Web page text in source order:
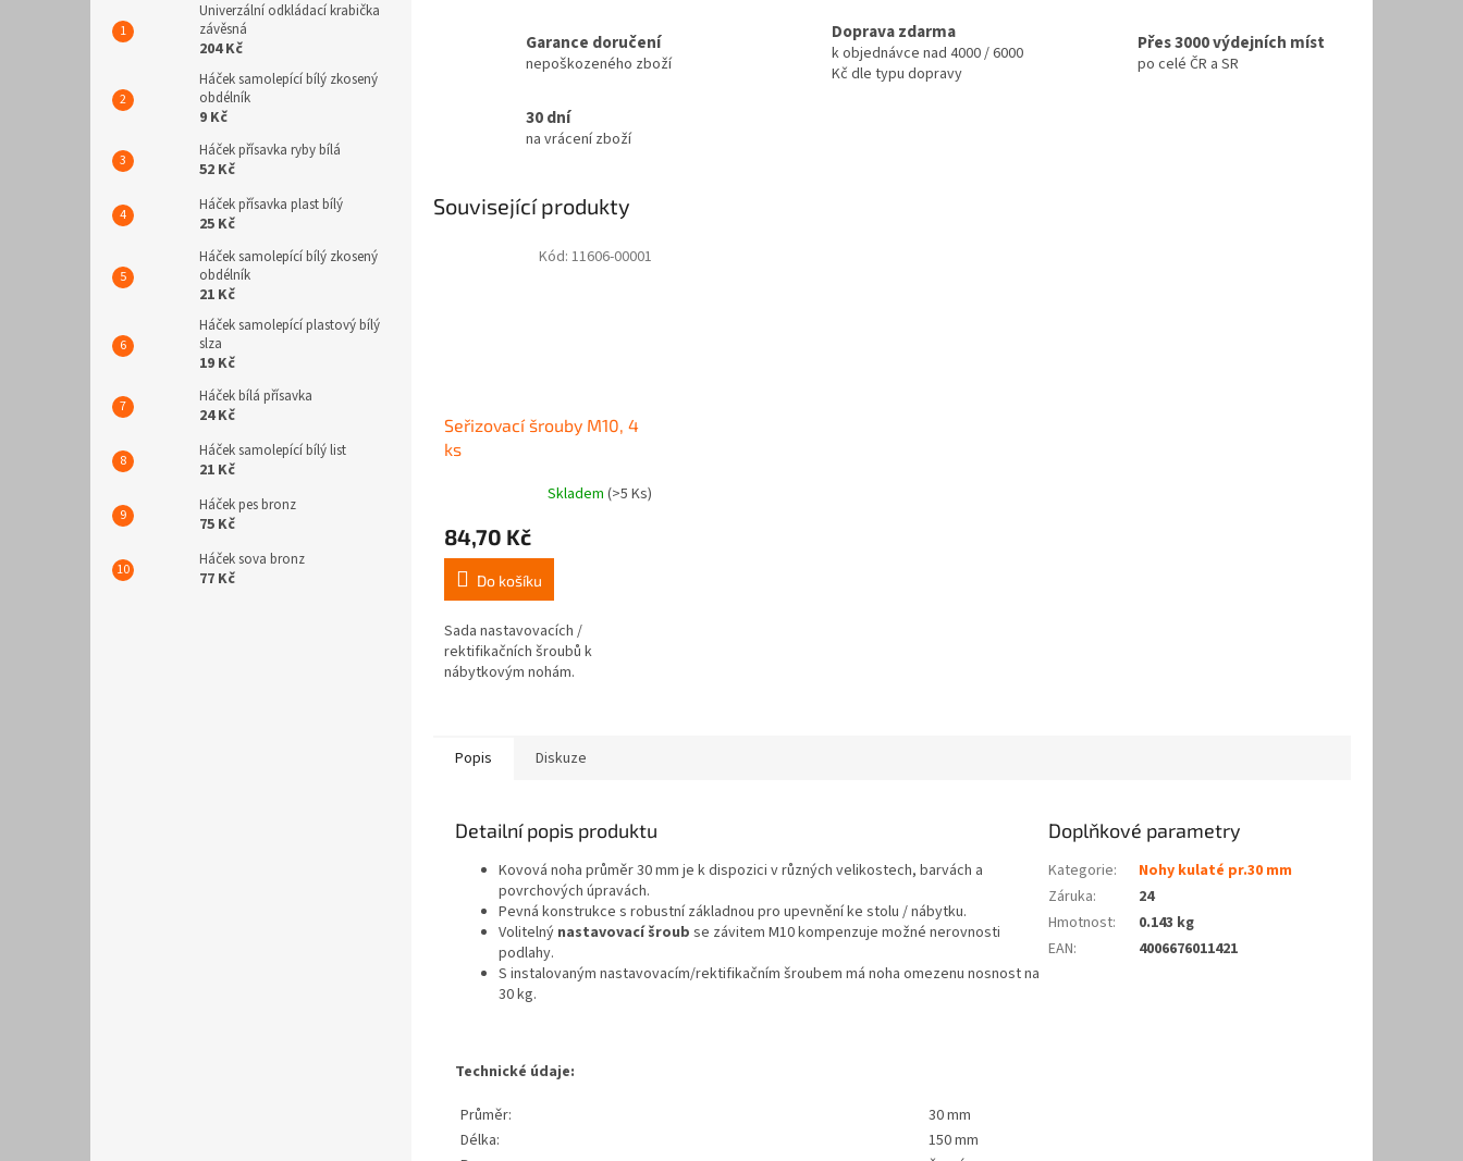
Univerzální odkládací krabička
závěsná
204 Kč
Háček samolepící bílý zkosený
obdélník
9 Kč
Háček přísavka ryby bílá
52 Kč
Háček přísavka plast bílý
25 Kč
Háček samolepící bílý zkosený
obdélník
21 Kč
Háček samolepící plastový bílý
slza
19 Kč
Háček bílá přísavka
24 Kč
Háček samolepící bílý list
21 Kč
Háček pes bronz
75 Kč
Háček sova bronz
77 Kč
Garance doručení
nepoškozeného zboží
Doprava zdarma
k objednávce nad 4000 / 6000
Kč dle typu dopravy
Přes 3000 výdejních míst
po celé ČR a SR
30 dní
na vrácení zboží
Související produkty
Seřizovací šrouby M10, 4
ks
Skladem (>5 Ks)
84,70 Kč
Do košíku
Sada nastavovacích /
rektifikačních šroubů k
nábytkovým nohám.
Kód: 11606-00001
Popis Diskuze
Detailní popis produktu
Kovová noha průměr 30 mm je k dispozici v různých velikostech, barvách a
povrchových úpravách.
Pevná konstrukce s robustní základnou pro upevnění ke stolu / nábytku.
Volitelný nastavovací šroub se závitem M10 kompenzuje možné nerovnosti
podlahy.
S instalovaným nastavovacím/rektifikačním šroubem má noha omezenu nosnost na
30 kg.
Technické údaje:
Průměr:
30 mm
Délka:
150 mm
Doplňkové parametry
Kategorie:
Nohy kulaté pr.30 mm
Záruka:
24
Hmotnost:
0.143 kg
EAN: 4006676011421